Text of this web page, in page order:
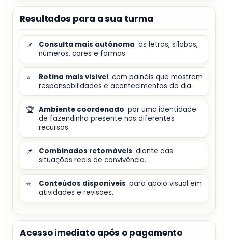
Resultados para a sua turma
📌 Consulta mais autônoma às letras, sílabas,
números, cores e formas.
⭐ Rotina mais visível com painéis que mostram
responsabilidades e acontecimentos do dia.
🏆 Ambiente coordenado por uma identidade
de fazendinha presente nos diferentes
recursos.
📌 Combinados retomáveis diante das
situações reais de convivência.
⭐ Conteúdos disponíveis para apoio visual em
atividades e revisões.
Acesso imediato após o pagamento